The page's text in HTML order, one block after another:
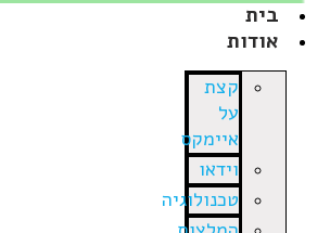
בית
אודות
קצת
על
איימקס
וידאו
טכנולוגיה